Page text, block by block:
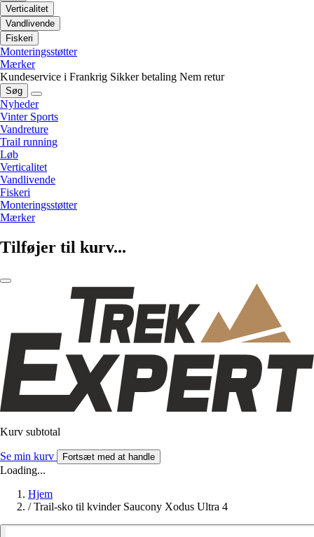
Verticalitet
Vandlivende
Fiskeri
Monteringsstøtter
Mærker
Kundeservice i Frankrig Sikker betaling Nem retur
Søg
Nyheder
Vinter Sports
Vandreture
Trail running
Løb
Verticalitet
Vandlivende
Fiskeri
Monteringsstøtter
Mærker
Tilføjer til kurv...
Kurv subtotal
Se min kurv Fortsæt med at handle
Loading...
Hjem
/ Trail-sko til kvinder Saucony Xodus Ultra 4